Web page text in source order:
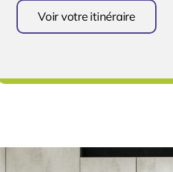
Voir votre itinéraire